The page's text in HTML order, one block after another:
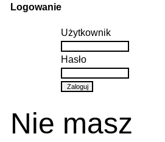
Logowanie
Użytkownik
Hasło
Nie masz